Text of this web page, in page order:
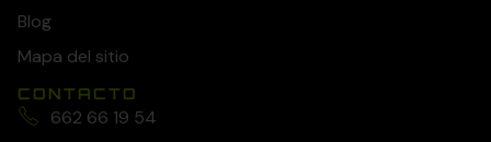
Blog
Mapa del sitio
CONTACTO
662 66 19 54